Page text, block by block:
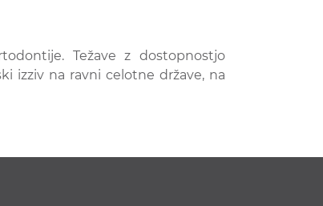
Težave z dostopnostjo
izziv na ravni celotne države, na